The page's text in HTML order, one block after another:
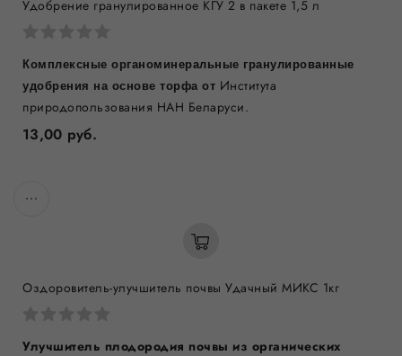
Удобрение гранулированное КГУ 2 в пакете 1,5 л
Комплексные органоминеральные гранулированные
удобрения на основе торфа от Института
природопользования НАН Беларуси.
13,00 руб.
Оздоровитель-улучшитель почвы Удачный МИКС 1кг
Улучшитель плодородия почвы из органических